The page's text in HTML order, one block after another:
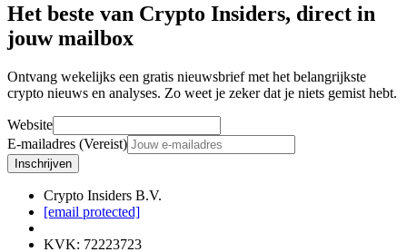
Het beste van Crypto Insiders, direct in
jouw mailbox
Ontvang wekelijks een gratis nieuwsbrief met het belangrijkste
crypto nieuws en analyses. Zo weet je zeker dat je niets gemist hebt.
Website
E-mailadres (Vereist)
Inschrijven
Crypto Insiders B.V.
[email protected]
KVK: 72223723